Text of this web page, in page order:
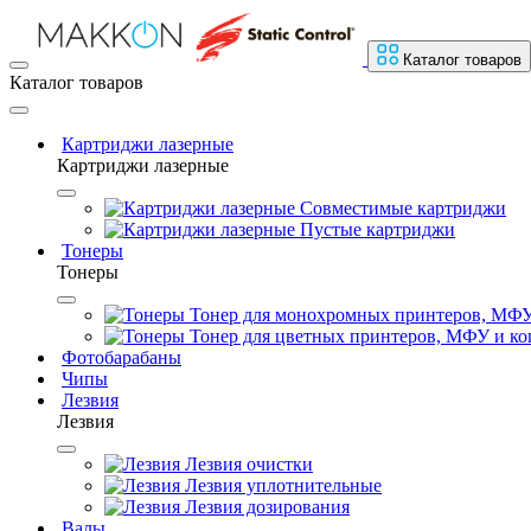
Каталог товаров
Каталог товаров
Картриджи лазерные
Картриджи лазерные
Совместимые картриджи
Пустые картриджи
Тонеры
Тонеры
Тонер для монохромных принтеров,
Тонер для цветных принтеров, МФУ и
Фотобарабаны
Чипы
Лезвия
Лезвия
Лезвия очистки
Лезвия уплотнительные
Лезвия дозирования